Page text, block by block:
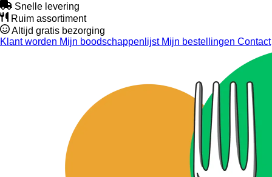
Snelle levering
Ruim assortiment
Altijd gratis bezorging
Klant worden Mijn boodschappenlijstMijn bestellingen Contact